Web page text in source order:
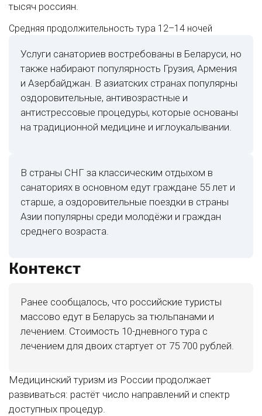
тысяч россиян.
Средняя продолжительность тура 12–14 ночей
Услуги санаториев востребованы в Беларуси, но
также набирают популярность Грузия, Армения
и Азербайджан. В азиатских странах популярны
оздоровительные, антивозрастные и
антистрессовые процедуры, которые основаны
на традиционной медицине и иглоукалывании.
В страны СНГ за классическим отдыхом в
санаториях в основном едут граждане 55 лет и
старше, а оздоровительные поездки в страны
Азии популярны среди молодёжи и граждан
среднего возраста.
Контекст
Ранее сообщалось, что российские туристы
массово едут в Беларусь за тюльпанами и
лечением. Стоимость 10-дневного тура с
лечением для двоих стартует от 75 700 рублей.
Медицинский туризм из России продолжает
развиваться: растёт число направлений и спектр
доступных процедур.